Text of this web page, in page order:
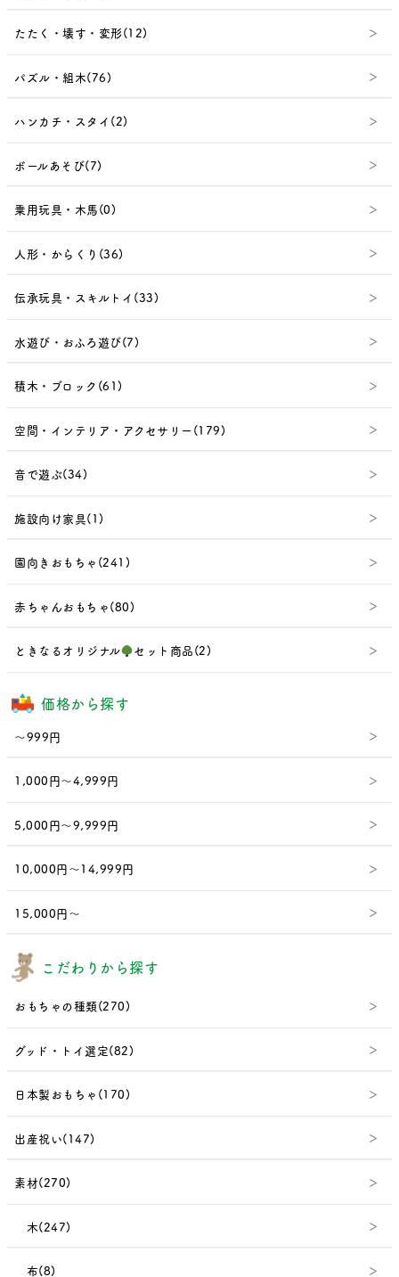
たたく・壊す・変形(12)
パズル・組木(76)
ハンカチ・スタイ(2)
ボールあそび(7)
乗用玩具・木馬(0)
人形・からくり(36)
伝承玩具・スキルトイ(33)
水遊び・おふろ遊び(7)
積木・ブロック(61)
空間・インテリア・アクセサリー(179)
音で遊ぶ(34)
施設向け家具(1)
園向きおもちゃ(241)
赤ちゃんおもちゃ(80)
ときなるオリジナル セット商品(2)
価格から探す
～999円
1,000円～4,999円
5,000円～9,999円
10,000円～14,999円
15,000円～
こだわりから探す
おもちゃの種類(270)
グッド・トイ選定(82)
日本製おもちゃ(170)
出産祝い(147)
素材(270)
木(247)
布(8)